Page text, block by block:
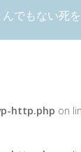
でもない死
http.php on